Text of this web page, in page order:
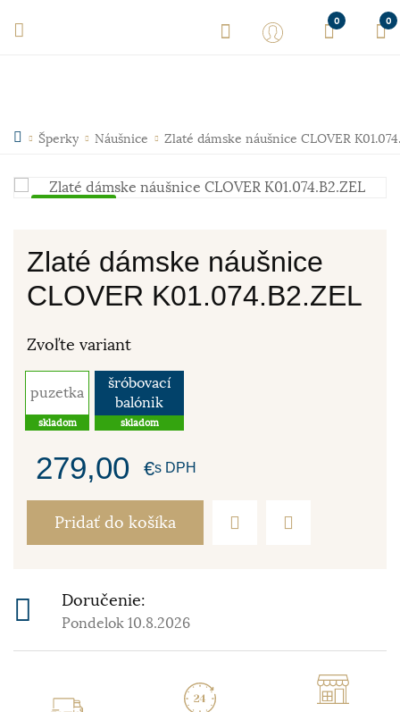
0 0
Šperky Náušnice Zlaté dámske náušnice CLOVER
Zlaté dámske náušnice
CLOVER K01.074.B2.ZEL
Zvoľte variant
puzetka
skladom
šróbovací
balónik
skladom
279,00 €s DPH
Pridať do košíka
Doručenie:
Pondelok 10.8.2026